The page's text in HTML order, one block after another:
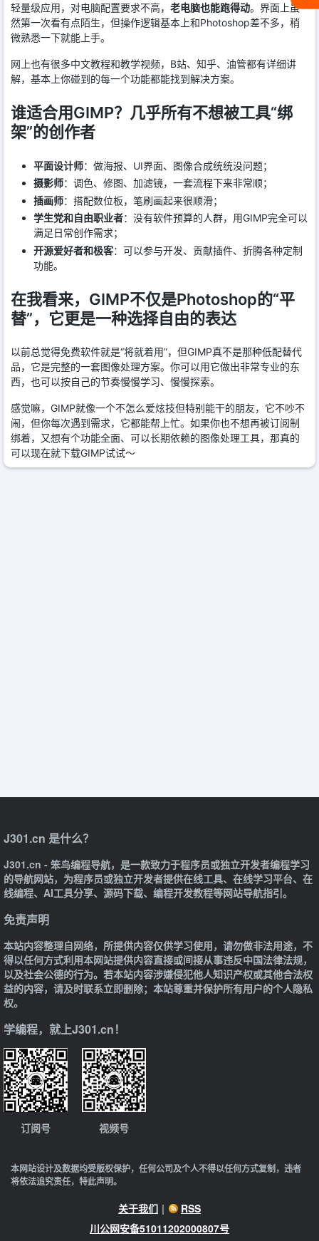
轻量级应用，对电脑配置要求不高， 老电脑也能跑得动。界面上虽
然第一次看有点陌生，但操作逻辑基本上和Photoshop差不多，稍
微熟悉一下就能上手。
网上也有很多中文教程和教学视频，B站、知乎、油管都有详细讲
解，基本上你碰到的每一个功能都能找到解决方案。
谁适合用GIMP？几乎所有不想被工具“绑
架”的创作者
平面设计师：做海报、UI界面、图像合成统统没问题；
摄影师：调色、修图、加滤镜，一套流程下来非常顺；
插画师：搭配数位板，笔刷画起来很顺滑；
学生党和自由职业者：没有软件预算的人群，用GIMP完全可以
满足日常创作需求；
开源爱好者和极客：可以参与开发、贡献插件、折腾各种定制
功能。
在我看来，GIMP不仅是Photoshop的“平
替”，它更是一种选择自由的表达
以前总觉得免费软件就是“将就着用”，但GIMP真不是那种低配替代
品，它是完整的一套图像处理方案。你可以用它做出非常专业的东
西，也可以按自己的节奏慢慢学习、慢慢探索。
感觉嘛，GIMP就像一个不怎么爱炫技但特别能干的朋友，它不吵不
闹，但你每次遇到需求，它都能帮上忙。如果你也不想再被订阅制
绑着，又想有个功能全面、可以长期依赖的图像处理工具，那真的
可以现在就下载GIMP试试～
J301.cn 是什么？
J301.cn - 笨鸟编程导航，是一款致力于程序员或独立开发者编程学习
的导航网站，为程序员或独立开发者提供在线工具、在线学习平台、在
线编程、AI工具分享、源码下载、编程开发教程等网站导航指引。
免责声明
本站内容整理自网络，所提供内容仅供学习使用，请勿做非法用途，不
得以任何方式利用本网站提供内容直接或间接从事违反中国法律法规，
以及社会公德的行为。若本站内容涉嫌侵犯他人知识产权或其他合法权
益的内容，请及时联系立即删除；本站尊重并保护所有用户的个人隐私
权。
学编程，就上J301.cn！
订阅号 视频号
本网站设计及数据均受版权保护，任何公司及个人不得以任何方式复制，违者
将依法追究责任，特此声明。
川公网安备51011202000807号
关于我们 | RSS